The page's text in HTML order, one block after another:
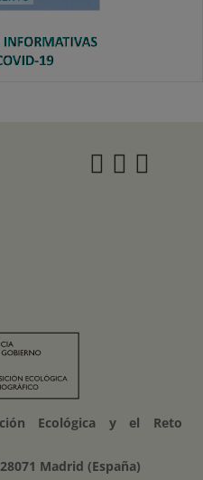
Ecológica y el Reto
Madrid (España)